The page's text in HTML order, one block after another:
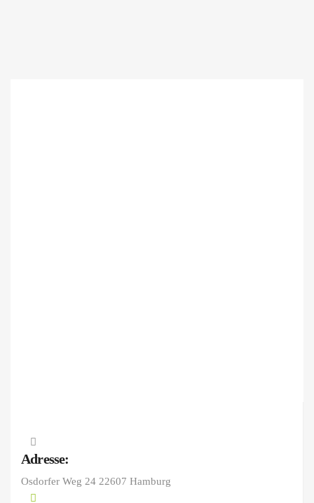
Adresse:
Osdorfer Weg 24 22607 Hamburg